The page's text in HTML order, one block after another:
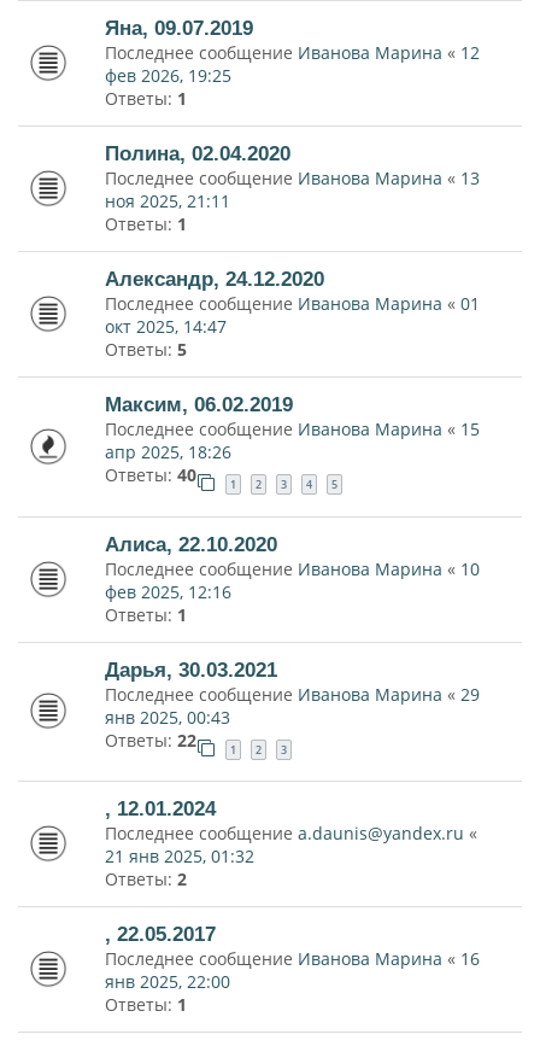
Яна, 09.07.2019
Последнее сообщение Иванова Марина « 12
фев 2026, 19:25
Ответы: 1
Полина, 02.04.2020
Последнее сообщение Иванова Марина « 13
ноя 2025, 21:11
Ответы: 1
Александр, 24.12.2020
Последнее сообщение Иванова Марина « 01
окт 2025, 14:47
Ответы: 5
Максим, 06.02.2019
Последнее сообщение Иванова Марина « 15
апр 2025, 18:26
Ответы: 40 1 2 3 4 5
Алиса, 22.10.2020
Последнее сообщение Иванова Марина « 10
фев 2025, 12:16
Ответы: 1
Дарья, 30.03.2021
Последнее сообщение Иванова Марина « 29
янв 2025, 00:43
Ответы: 22 1 2 3
, 12.01.2024
Последнее сообщение a.daunis@yandex.ru «
21 янв 2025, 01:32
Ответы: 2
, 22.05.2017
Последнее сообщение Иванова Марина « 16
янв 2025, 22:00
Ответы: 1